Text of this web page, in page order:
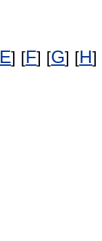
E] [F] [G] [H]